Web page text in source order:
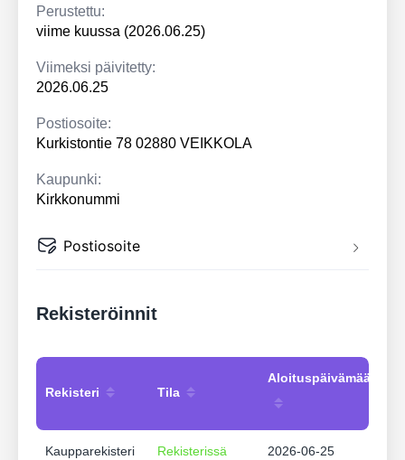
Perustettu:
viime kuussa (2026.06.25)
Viimeksi päivitetty:
2026.06.25
Postiosoite:
Kurkistontie 78 02880 VEIKKOLA
Kaupunki:
Kirkkonummi
Postiosoite
Rekisteröinnit
Rekisteri Tila
Aloituspäivämäärä
Kaupparekisteri Rekisterissä 2026-06-25